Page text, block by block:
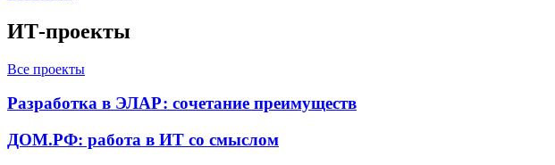
ИТ-проекты
Все проекты
Разработка в ЭЛАР: сочетание преимуществ
ДОМ.РФ: работа в ИТ со смыслом